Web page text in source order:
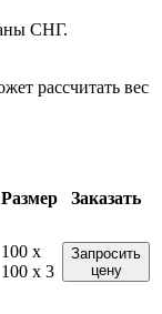
СНГ.
рассчитать вес
Размер
Заказать
100 x
100 x 3
Запросить
цену